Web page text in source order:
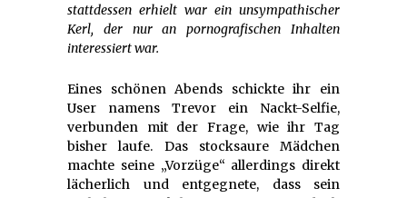
stattdessen erhielt war ein unsympathischer
Kerl, der nur an pornografischen Inhalten
interessiert war.
Eines schönen Abends schickte ihr ein
User namens Trevor ein Nackt-Selfie,
verbunden mit der Frage, wie ihr Tag
bisher laufe. Das stocksaure Mädchen
machte seine „Vorzüge“ allerdings direkt
lächerlich und entgegnete, dass sein